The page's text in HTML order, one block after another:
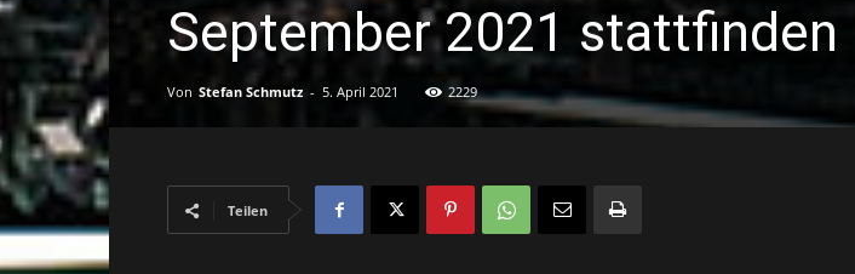
September 2021 stattfinden
Von Stefan Schmutz - 5. April 2021 2229
Teilen